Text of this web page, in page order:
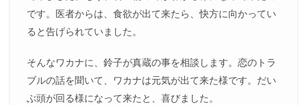
です。医者からは、食欲が出て来たら、快方に向かってい
ると告げられていました。
そんなワカナに、鈴子が真蔵の事を相談します。恋のトラ
ブルの話を聞いて、ワカナは元気が出て来た様です。だい
ぶ頭が回る様になって来たと、喜びました。